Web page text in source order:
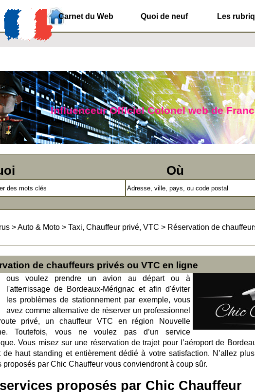
Carnet du Web Quoi de neuf Les
Influenceur Officiel Colonel web de
Où
>Auto & Moto > Taxi, Chauffeur privé, VTC > Réservation de
de chauffeurs privés ou VTC en ligne
ous voulez prendre un avion au départ ou à
l'atterrissage de Bordeaux-Mérignac et afin d'éviter
les problèmes de stationnement par exemple, vous
avez comme alternative de réserver un professionnel
privé, un chauffeur VTC en région Nouvelle
Toutefois, vous ne voulez pas d’un service
Vous misez sur une réservation de trajet pour l’aéroport de
de haut standing et entièrement dédié à votre satisfaction. N’allez
proposés par Chic Chauffeur vous conviendront à coup sûr.
proposés par Chic Chauffeur